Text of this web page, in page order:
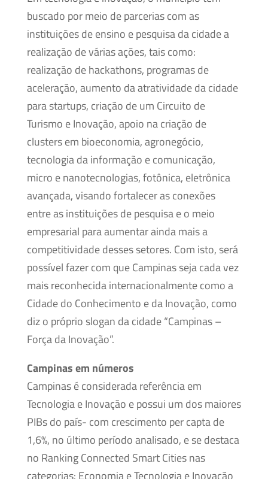
buscado por meio de parcerias com as
instituições de ensino e pesquisa da cidade a
realização de várias ações, tais como:
realização de hackathons, programas de
aceleração, aumento da atratividade da cidade
para startups, criação de um Circuito de
Turismo e Inovação, apoio na criação de
clusters em bioeconomia, agronegócio,
tecnologia da informação e comunicação,
micro e nanotecnologias, fotônica, eletrônica
avançada, visando fortalecer as conexões
entre as instituições de pesquisa e o meio
empresarial para aumentar ainda mais a
competitividade desses setores. Com isto, será
possível fazer com que Campinas seja cada vez
mais reconhecida internacionalmente como a
Cidade do Conhecimento e da Inovação, como
diz o próprio slogan da cidade “Campinas –
Força da Inovação”.
Campinas em números
Campinas é considerada referência em
Tecnologia e Inovação e possui um dos maiores
PIBs do país- com crescimento per capta de
1,6%, no último período analisado, e se destaca
no Ranking Connected Smart Cities nas
categorias: Economia e Tecnologia e Inovação